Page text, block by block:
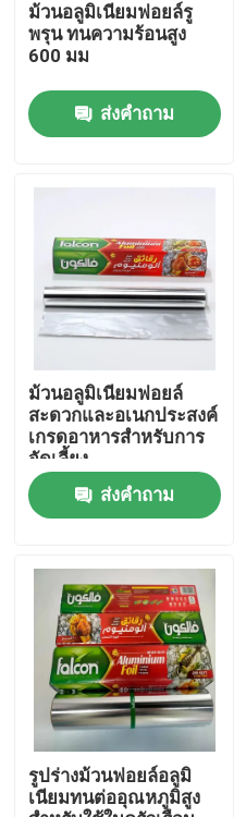
ผลิตภัณฑ์
วิดีโอ
เกี่ยวกับเรา
ทัวร์โรงงาน
ขออ้าง
Mill Finish อลูมิเนียมคอยล์
คอยล์อลูมิเนียมเคลือบสี
ม้วนอลูมิเนียมรีดเย็น
ม้วนอลูมิเนียมฟอยล์รู
พรุน ทนความร้อนสูง
600 มม
ส่งคำถาม
ม้วนอลูมิเนียมฟอยล์
สะดวกและอเนกประสงค์
เกรดอาหารสำหรับการ
จัดเลี้ยง
ส่งคำถาม
รูปร่างม้วนฟอยล์อลูมิ
เนียมทนต่ออุณหภูมิสูง